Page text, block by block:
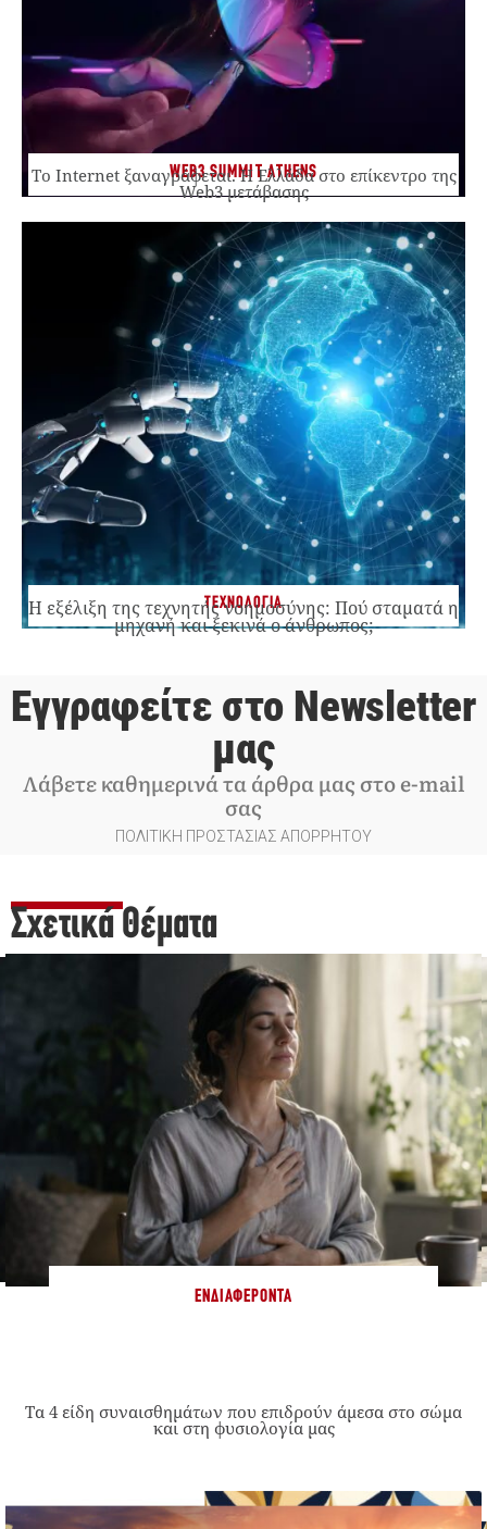
WEB3 SUMMIT ATHENS
Το Internet ξαναγράφεται. Η Ελλάδα στο επίκεντρο της
Web3 μετάβασης
ΤΕΧΝΟΛΟΓΙΑ
Η εξέλιξη της τεχνητής νοημοσύνης: Πού σταματά η
μηχανή και ξεκινά ο άνθρωπος;
Εγγραφείτε στο Newsletter
μας
Λάβετε καθημερινά τα άρθρα μας στο e-mail
σας
ΠΟΛΙΤΙΚΗ ΠΡΟΣΤΑΣΙΑΣ ΑΠΟΡΡΗΤΟΥ
Σχετικά Θέματα
ΕΝΔΙΑΦΈΡΟΝΤΑ
Τα 4 είδη συναισθημάτων που επιδρούν άμεσα στο σώμα
και στη φυσιολογία μας